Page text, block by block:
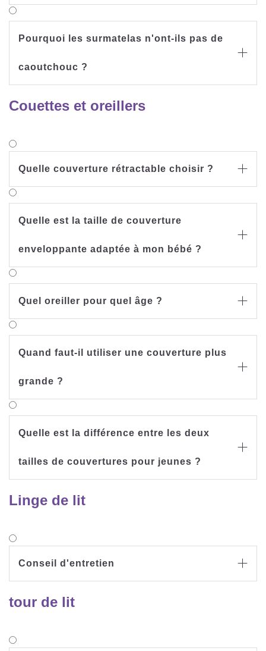
Pourquoi les surmatelas n'ont-ils pas de
caoutchouc ?

Couettes et oreillers
Quelle couverture rétractable choisir ? 
Quelle est la taille de couverture
enveloppante adaptée à mon bébé ?

Quel oreiller pour quel âge ? 
Quand faut-il utiliser une couverture plus
grande ?

Quelle est la différence entre les deux
tailles de couvertures pour jeunes ?

Linge de lit
Conseil d'entretien 
tour de lit